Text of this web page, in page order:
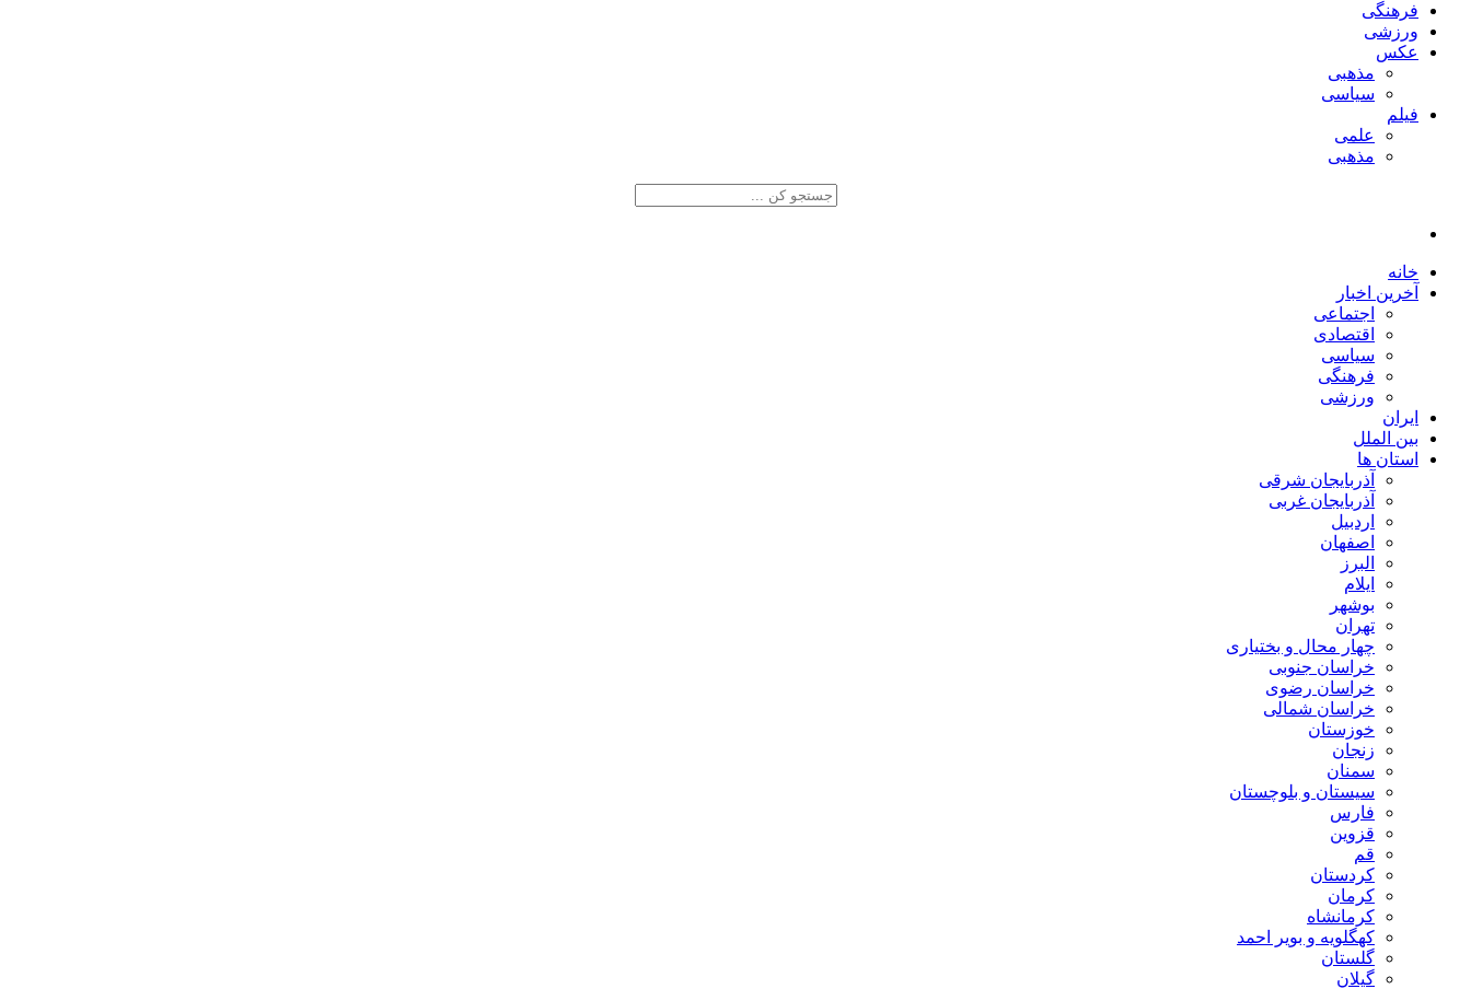
فرهنگی
ورزشی
عکس
مذهبی
سیاسی
فیلم
علمی
مذهبی
خانه
آخرین اخبار
اجتماعی
اقتصادی
سیاسی
فرهنگی
ورزشی
ایران
بین الملل
استان ها
آذربایجان شرقی
آذربایجان غربی
اردبیل
اصفهان
البرز
ایلام
بوشهر
تهران
چهار محال و بختیاری
خراسان جنوبی
خراسان رضوی
خراسان شمالی
خوزستان
زنجان
سمنان
سیستان و بلوچستان
فارس
قزوین
قم
کردستان
کرمان
کرمانشاه
کهگلویه و بویر احمد
گلستان
گیلان